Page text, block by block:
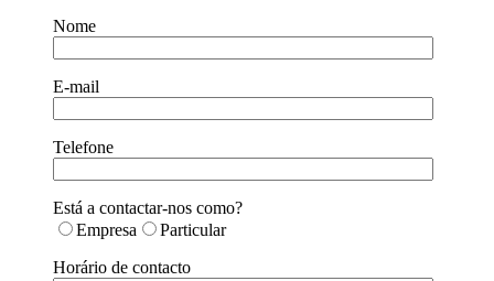
Nome
E-mail
Telefone
Está a contactar-nos como?
Empresa
Particular
Horário de contacto